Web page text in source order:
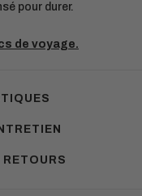
pour durer.
de voyage.